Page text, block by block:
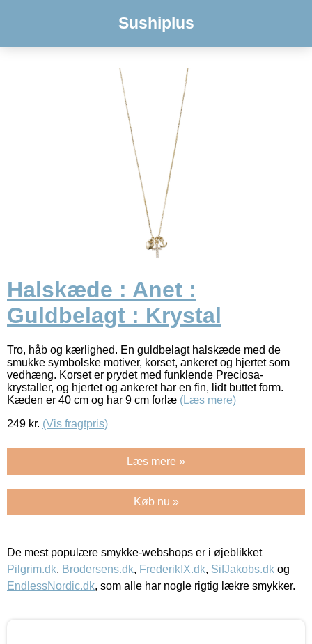
Sushiplus
Halskæde : Anet :
Guldbelagt : Krystal
Tro, håb og kærlighed. En guldbelagt halskæde med de
smukke symbolske motiver, korset, ankeret og hjertet som
vedhæng. Korset er prydet med funklende Preciosa-
krystaller, og hjertet og ankeret har en fin, lidt buttet form.
Kæden er 40 cm og har 9 cm forlæ (Læs mere)
249 kr. (Vis fragtpris)
Læs mere »
Køb nu »
De mest populære smykke-webshops er i øjeblikket
Pilgrim.dk, Brodersens.dk, FrederikIX.dk, SifJakobs.dk og
EndlessNordic.dk, som alle har nogle rigtig lækre smykker.